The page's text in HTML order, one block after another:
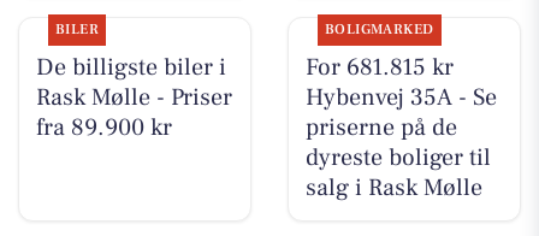
BILER
De billigste biler i
Rask Mølle - Priser
fra 89.900 kr
BOLIGMARKED
For 681.815 kr
Hybenvej 35A - Se
priserne på de
dyreste boliger til
salg i Rask Mølle